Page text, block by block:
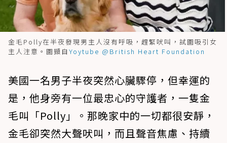
金毛Polly在半夜發現男主人沒有呼吸，趕緊吠叫，試圖吸引女
主人注意。圖擷自 Yoytube @British Heart Foundation
美國一名男子半夜突然心臟驟停，但幸運的
是，他身旁有一位最忠心的守護者，一隻金
毛叫「Polly」。那晚家中的一切都很安靜，
金毛卻突然大聲吠叫，而且聲音焦慮、持續